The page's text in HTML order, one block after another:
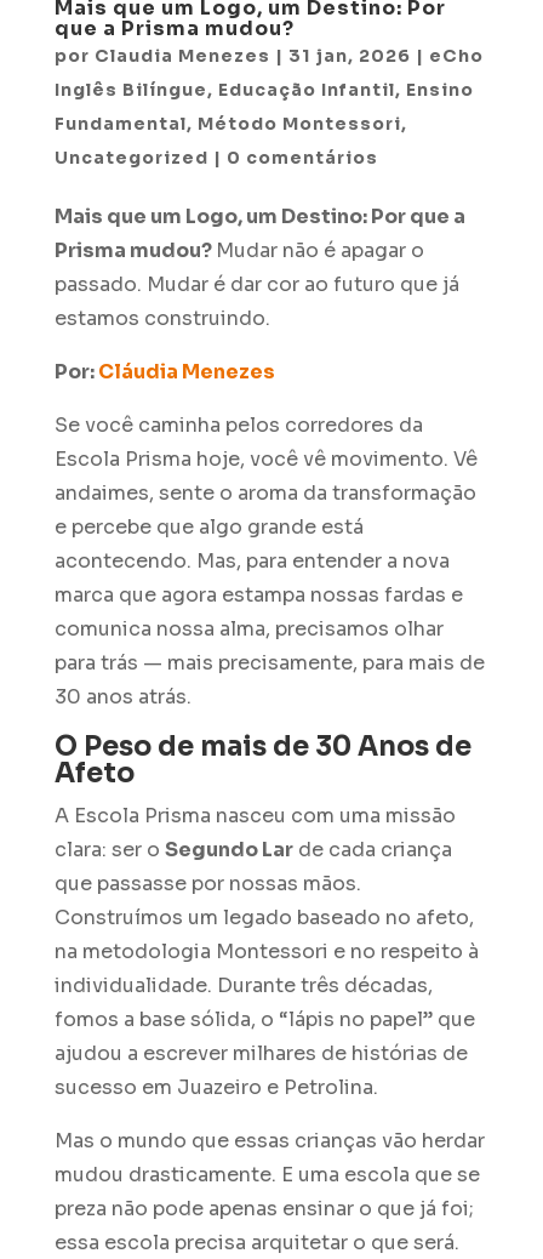
Mais que um Logo, um Destino: Por
que a Prisma mudou?
por Claudia Menezes | 31 jan, 2026 | eCho
Inglês Bilíngue, Educação Infantil, Ensino
Fundamental, Método Montessori,
Uncategorized | 0 comentários
Mais que um Logo, um Destino: Por que a
Prisma mudou? Mudar não é apagar o
passado. Mudar é dar cor ao futuro que já
estamos construindo.
Por:Cláudia Menezes
Se você caminha pelos corredores da
Escola Prisma hoje, você vê movimento. Vê
andaimes, sente o aroma da transformação
e percebe que algo grande está
acontecendo. Mas, para entender a nova
marca que agora estampa nossas fardas e
comunica nossa alma, precisamos olhar
para trás — mais precisamente, para mais de
30 anos atrás.
O Peso de mais de 30 Anos de
Afeto
A Escola Prisma nasceu com uma missão
clara: ser o Segundo Larde cada criança
que passasse por nossas mãos.
Construímos um legado baseado no afeto,
na metodologia Montessori e no respeito à
individualidade. Durante três décadas,
fomos a base sólida, o “lápis no papel” que
ajudou a escrever milhares de histórias de
sucesso em Juazeiro e Petrolina.
Mas o mundo que essas crianças vão herdar
mudou drasticamente. E uma escola que se
preza não pode apenas ensinar o que já foi;
essa escola precisa arquitetar o que será.